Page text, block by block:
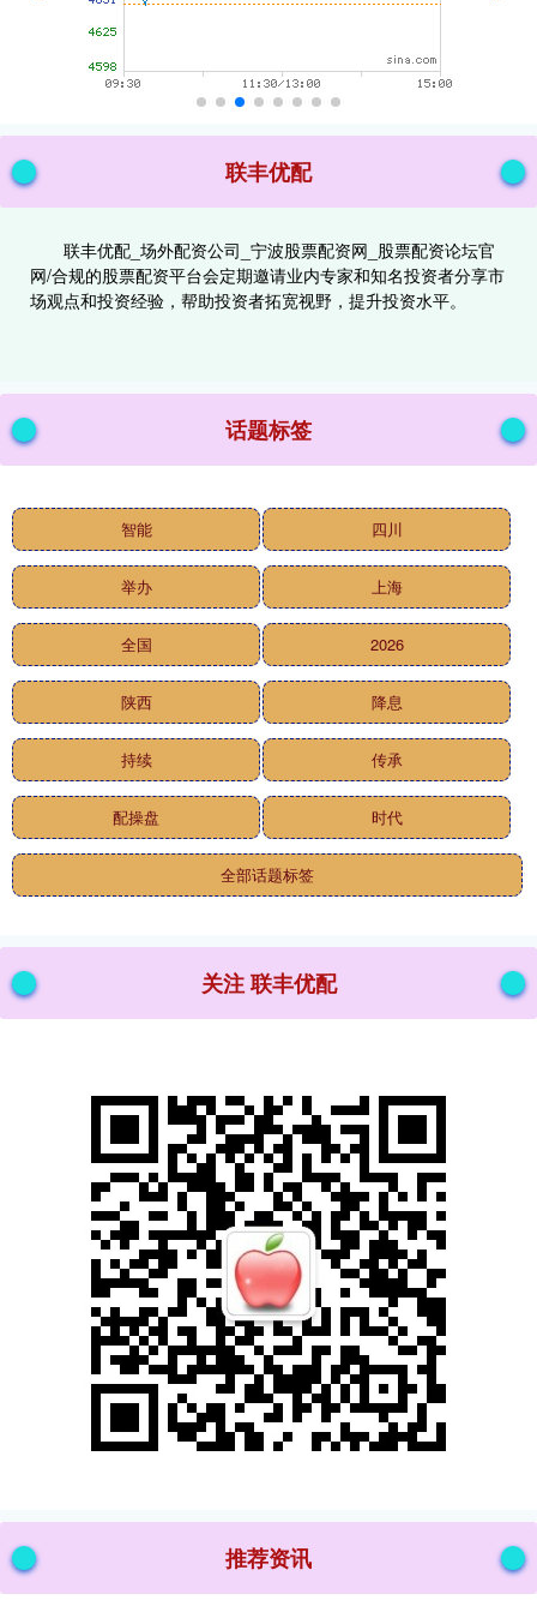
联丰优配
联丰优配_场外配资公司_宁波股票配资网_股票配资论坛官
网/合规的股票配资平台会定期邀请业内专家和知名投资者分享市
场观点和投资经验，帮助投资者拓宽视野，提升投资水平。
话题标签
智能 四川
举办 上海
全国 2026
陕西 降息
持续 传承
配操盘 时代
全部话题标签
关注 联丰优配
推荐资讯